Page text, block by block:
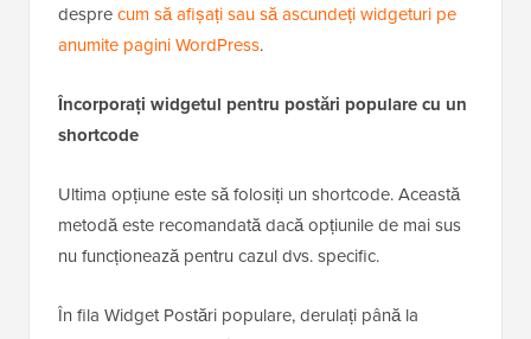
desprecum să afișați sau să ascundeți widgeturi pe
anumite pagini WordPress.
Încorporați widgetul pentru postări populare cu un
shortcode
Ultima opțiune este să folosiți un shortcode. Această
metodă este recomandată dacă opțiunile de mai sus
nu funcționează pentru cazul dvs. specific.
În fila Widget Postări populare, derulați până la